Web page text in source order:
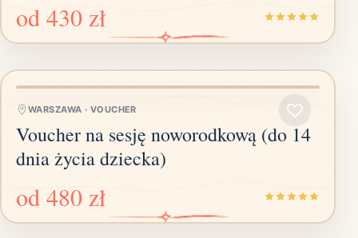
od 430 zł
WARSZAWA · VOUCHER
Voucher na sesję noworodkową (do 14
dnia życia dziecka)
od 480 zł